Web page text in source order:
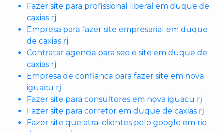
Fazer site para profissional liberal em duque de
caxias rj
Empresa para fazer site empresarial em duque
de caxias rj
Contratar agencia para seo e site em duque de
caxias rj
Empresa de confianca para fazer site em nova
iguacu rj
Fazer site para consultores em nova iguacu rj
Fazer site para corretor em duque de caxias rj
Fazer site que atrai clientes pelo google em rio